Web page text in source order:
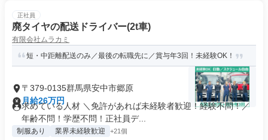
正社員
廃タイヤの配送ドライバー(2t車)
有限会社ムラカミ
短・中距離配送のみ／最後の転職先に／賞与年3回！未経験OK！
〒379-0135群馬県安中市郷原
月給26万円
求めている人材 ＼免許があれば未経験者歓迎！経験不問！／
年齢不問！学歴不問！正社員デ...
制服あり 業界未経験歓迎 +21個